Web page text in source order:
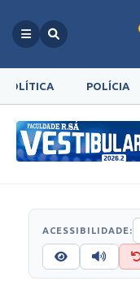
POLÍTICA POLÍCIA
ACESSIBILIDADE: